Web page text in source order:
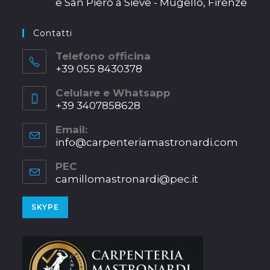
new
new
tab
Contatti
Telefono officina
+39 055 8430378
in
your
Celulare e Whatsapp
+39 3407858628
in
your
Email:
info@carpenteriamastronardi.com
PEC
camillomastronardi@pec.it
SKYPE
in
application